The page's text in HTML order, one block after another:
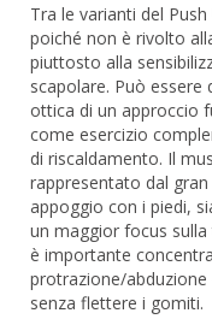
Tra le varianti del
poiché non è rivolto
piuttosto alla
scapolare. Può
ottica di un approccio
come esercizio
di riscaldamento. Il
rappresentato dal
appoggio con i piedi,
un maggior focus
è importante
protrazione/
senza flettere i gomiti.